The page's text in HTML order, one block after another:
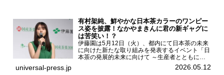
有村架純、鮮やかな日本茶カラーのワンピー
ス姿を披露！なかやまきんに君の新ギャグに
は苦笑い！？
伊藤園は5月12日（火）、都内にて日本茶の未来
に向けた新たな取り組みを発表するイベント「日
本茶の発展的未来に向けて ～生産者とともに。
日本茶を世界へ～」を開催。イベントには伊藤園
のCMキャラクターを務める有村架純、伊藤園よ
universal-press.jp 2026.05.12